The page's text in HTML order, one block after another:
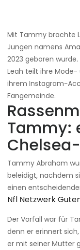
Mit Tammy brachte
Jungen namens
2023 geboren wurde.
Leah teilt ihre
ihrem Instagram-
Fangemeinde.
Tammy:
Tammy Abraham
beleidigt, nachdem
einen
Nfl Netzwerk
Der Vorfall war für
denn er erinnert
er mit seiner Mutter